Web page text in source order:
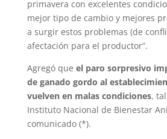
primavera con excelentes
mejor tipo de cambio y mejores
a surgir estos problemas (de
afectación para el productor”.
Agregó que el paro sorpresivo
de ganado gordo al
vuelven en malas condiciones,
Instituto Nacional de Bienestar
comunicado (*).